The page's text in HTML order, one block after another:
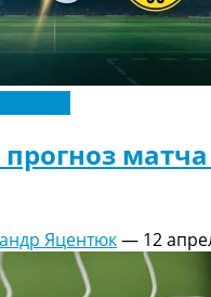
матча
Яцентюк— 12